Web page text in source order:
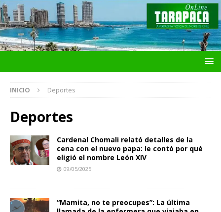
INICIO Deportes
Deportes
Cardenal Chomali relató detalles de la
cena con el nuevo papa: le contó por qué
eligió el nombre León XIV
09/05/2025
“Mamita, no te preocupes”: La última